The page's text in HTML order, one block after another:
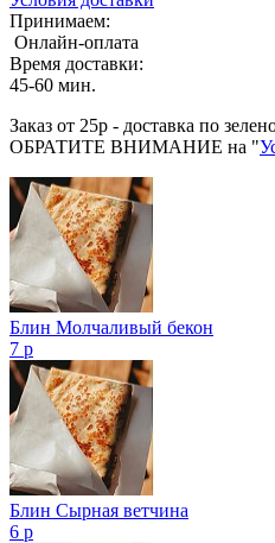
Принимаем:
Онлайн-оплата
Время доставки:
45-60 мин.
Заказ от 25р - доставка по
ОБРАТИТЕ ВНИМАНИЕ на "
Блин Молчаливый бекон
7 р
Блин Сырная ветчина
6 р